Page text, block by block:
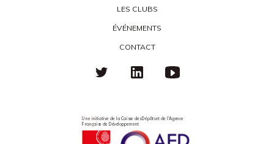
LES CLUBS
ÉVÉNEMENTS
CONTACT
Une initiative de la Caisse des Dépôts et de l'Agence
Française de Développement